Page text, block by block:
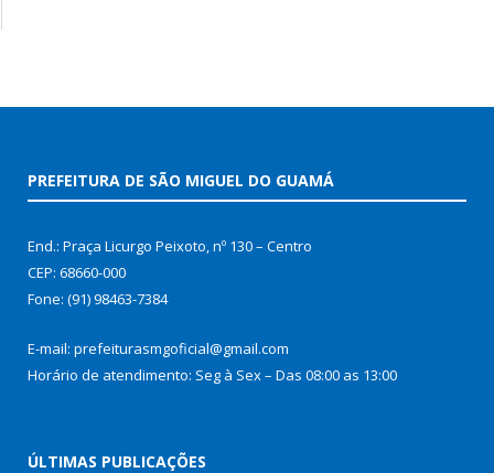
PREFEITURA DE SÃO MIGUEL DO GUAMÁ
End.: Praça Licurgo Peixoto, nº 130 – Centro
CEP: 68660-000
Fone: (91) 98463-7384
E-mail: prefeiturasmgoficial@gmail.com
Horário de atendimento: Seg à Sex – Das 08:00 as 13:00
ÚLTIMAS PUBLICAÇÕES